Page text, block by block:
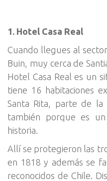
1. Hotel Casa Real
Cuando llegues al
Buin, muy cerca de
Hotel Casa Real es un
tiene 16 habitaciones
Santa Rita, parte de
también porque es
historia.
Allí se protegieron las
en 1818 y además se
reconocidos de Chile.